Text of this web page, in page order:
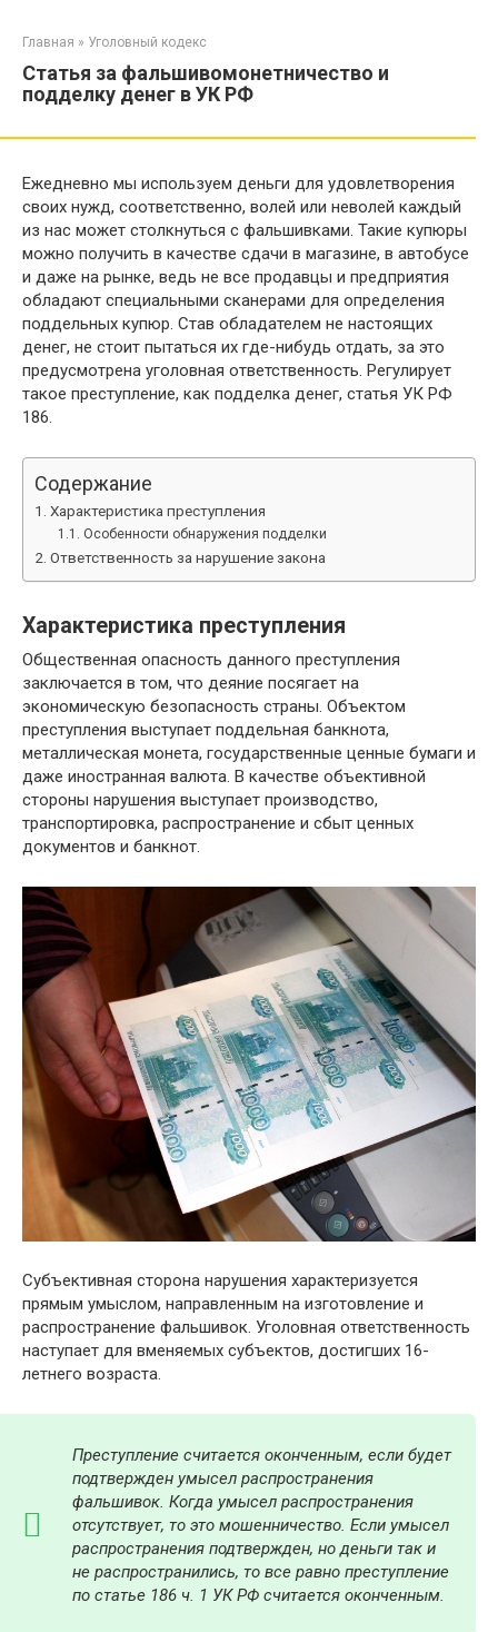
Главная » Уголовный кодекс
Статья за фальшивомонетничество и
подделку денег в УК РФ
Ежедневно мы используем деньги для удовлетворения
своих нужд, соответственно, волей или неволей каждый
из нас может столкнуться с фальшивками. Такие купюры
можно получить в качестве сдачи в магазине, в автобусе
и даже на рынке, ведь не все продавцы и предприятия
обладают специальными сканерами для определения
поддельных купюр. Став обладателем не настоящих
денег, не стоит пытаться их где-нибудь отдать, за это
предусмотрена уголовная ответственность. Регулирует
такое преступление, как подделка денег, статья УК РФ
186.
Содержание
Характеристика преступления
Особенности обнаружения подделки
Ответственность за нарушение закона
Характеристика преступления
Общественная опасность данного преступления
заключается в том, что деяние посягает на
экономическую безопасность страны. Объектом
преступления выступает поддельная банкнота,
металлическая монета, государственные ценные бумаги и
даже иностранная валюта. В качестве объективной
стороны нарушения выступает производство,
транспортировка, распространение и сбыт ценных
документов и банкнот.
Субъективная сторона нарушения характеризуется
прямым умыслом, направленным на изготовление и
распространение фальшивок. Уголовная ответственность
наступает для вменяемых субъектов, достигших 16-
летнего возраста.
Преступление считается оконченным, если будет
подтвержден умысел распространения
фальшивок. Когда умысел распространения
отсутствует, то это мошенничество. Если умысел
распространения подтвержден, но деньги так и
не распространились, то все равно преступление
по статье 186 ч. 1 УК РФ считается оконченным.